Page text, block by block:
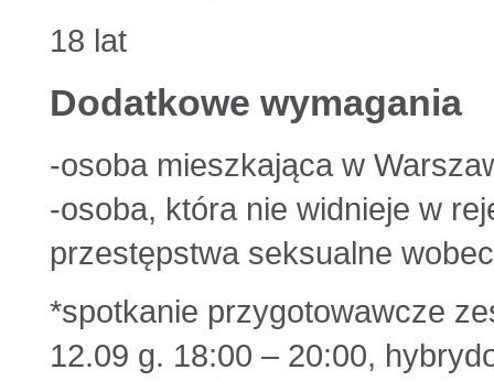
18 lat
Dodatkowe wymagania
-osoba mieszkająca w
-osoba, która nie widnieje w
przestępstwa seksualne
*spotkanie przygotowawcze
12.09 g. 18:00 – 20:00,